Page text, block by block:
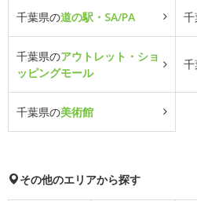
千葉県の道の駅・SA/PA
千葉県のアウトレット・ショ
ッピングモール
千葉県の美術館
その他のエリアから探す